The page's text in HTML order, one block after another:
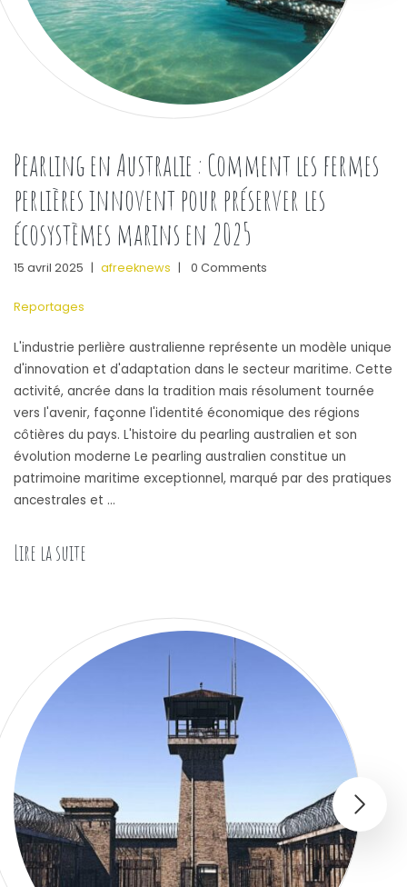
Pearling en Australie : Comment les fermes
perlières innovent pour préserver les
écosystèmes marins en 2025
15 avril 2025 afreeknews 0 Comments
Reportages
L'industrie perlière australienne représente un modèle unique
d'innovation et d'adaptation dans le secteur maritime. Cette
activité, ancrée dans la tradition mais résolument tournée
vers l'avenir, façonne l'identité économique des régions
côtières du pays. L'histoire du pearling australien et son
évolution moderne Le pearling australien constitue un
patrimoine maritime exceptionnel, marqué par des pratiques
ancestrales et …
Lire la suite